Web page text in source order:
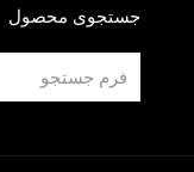
جستجوی محصول